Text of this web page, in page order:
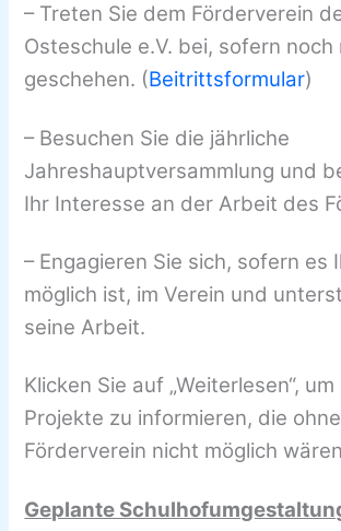
– Treten Sie dem Förderverein
Osteschule e.V. bei, sofern noch
geschehen. (Beitrittsformular)
– Besuchen Sie die jährliche
Jahreshauptversammlung und
Ihr Interesse an der Arbeit des
– Engagieren Sie sich, sofern es
möglich ist, im Verein und
seine Arbeit.
Klicken Sie auf „Weiterlesen“,
Projekte zu informieren, die
Förderverein nicht möglich
Geplante